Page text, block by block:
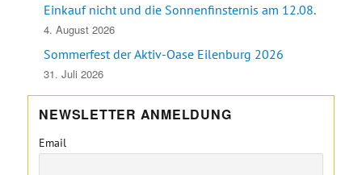
Einkauf nicht und die Sonnenfinsternis am 12.08.
4. August 2026
Sommerfest der Aktiv-Oase Eilenburg 2026
31. Juli 2026
NEWSLETTER ANMELDUNG
Email